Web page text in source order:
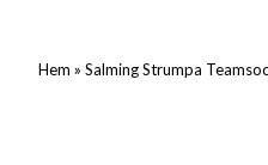
Hem » Salming Strumpa